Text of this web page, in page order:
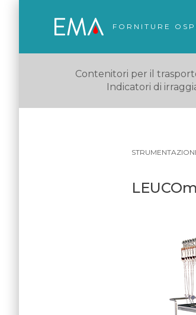
FORNITURE
Contenitori per il
Indicatori di